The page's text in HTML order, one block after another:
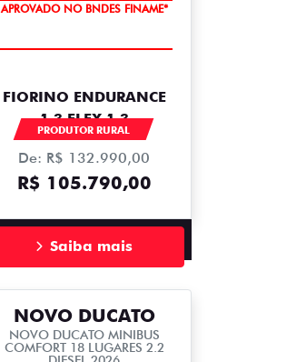
APROVADO NO BNDES FINAME*
FIORINO ENDURANCE
1.3 FLEX 1.3
PRODUTOR RURAL
De: R$ 132.990,00
R$ 105.790,00
Saiba mais
NOVO DUCATO
NOVO DUCATO MINIBUS
COMFORT 18 LUGARES 2.2